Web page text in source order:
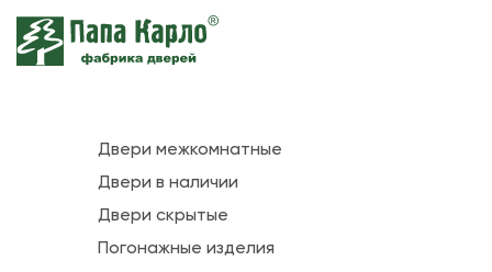
Двери межкомнатные
Двери в наличии
Двери скрытые
Погонажные изделия